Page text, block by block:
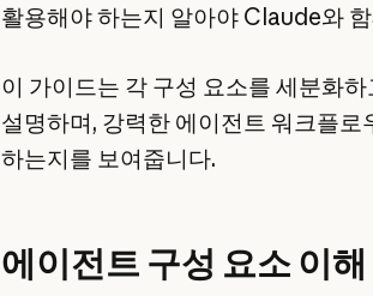
활용해야 하는지 알아야 Claude와
이 가이드는 각 구성 요소를 세분화
설명하며, 강력한 에이전트 워크플
하는지를 보여줍니다.
에이전트 구성 요소 이해